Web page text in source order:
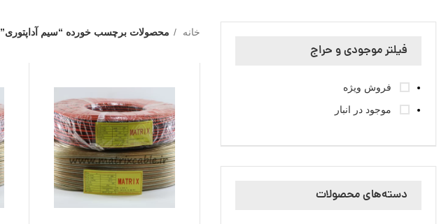
فیلتر موجودی و حراج
فروش ویژه
موجود در انبار
دسته‌های محصولات
خانه محصولات برچسب خورده “سیم آداپتوری”